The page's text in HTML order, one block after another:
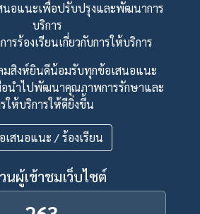
นอแนะเพื่อปรับปรุงและพัฒนาการ
บริการ
รร้องเรียนเกี่ยวกับการให้บริการ
มสิงห์ยินดีน้อมรับทุกข้อเสนอแนะ
นำไปพัฒนาคุณภาพการรักษาและ
ให้บริการให้ดียิ่งขึ้น
เสนอแนะ / ร้องเรียน
นผู้เข้าชมเว็บไซต์